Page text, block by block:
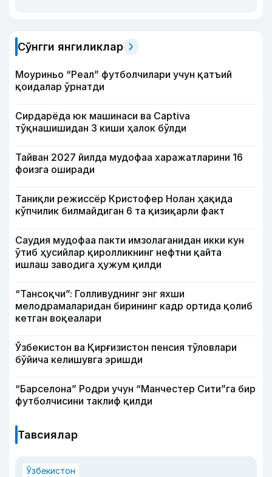
Сўнгги янгиликлар
Моуриньо “Реал” футболчилари учун қатъий
қоидалар ўрнатди
Сирдарёда юк машинаси ва Captiva
тўқнашишидан 3 киши ҳалок бўлди
Тайван 2027 йилда мудофаа харажатларини 16
фоизга оширади
Таниқли режиссёр Кристофер Нолан ҳақида
кўпчилик билмайдиган 6 та қизиқарли факт
Саудия мудофаа пакти имзолаганидан икки кун
ўтиб ҳусийлар қиролликнинг нефтни қайта
ишлаш заводига ҳужум қилди
“Тансоқчи”: Голливуднинг энг яхши
мелодрамаларидан бирининг кадр ортида қолиб
кетган воқеалари
Ўзбекистон ва Қирғизистон пенсия тўловлари
бўйича келишувга эришди
“Барселона” Родри учун “Манчестер Сити”га бир
футболчисини таклиф қилди
Тавсиялар
Ўзбекистон